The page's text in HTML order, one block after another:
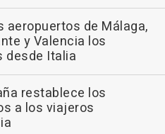
aeropuertos de Málaga,
y Valencia los
desde Italia
restablece los
a los viajeros